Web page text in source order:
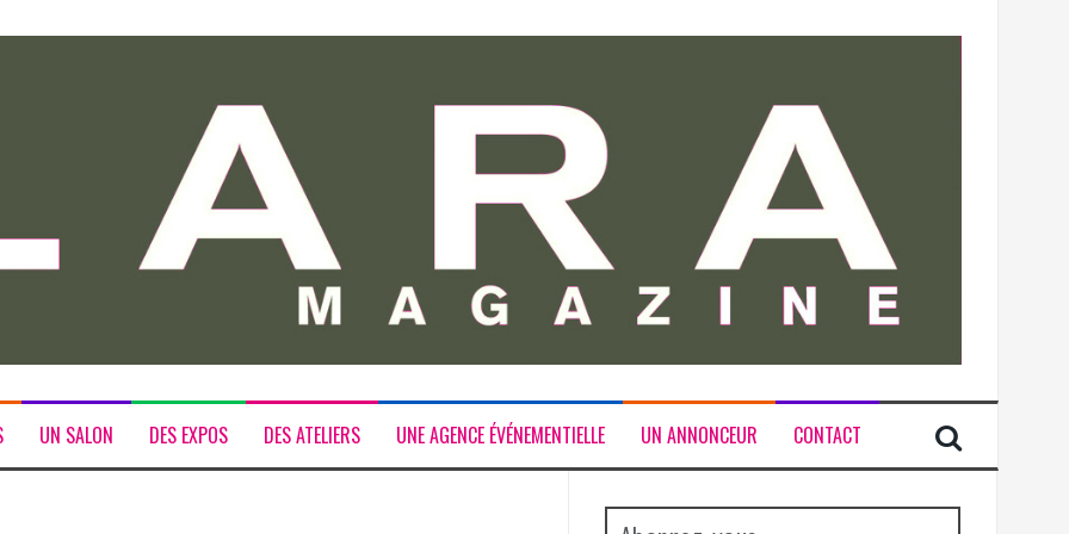
UN SALON DES EXPOS DES ATELIERS UNE AGENCE ÉVÉNEMENTIELLE UN ANNONCEUR CONTACT